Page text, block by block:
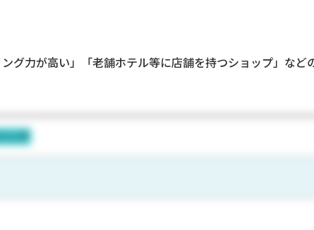
グ力が高い」「老舗ホテル等に店舗を持つショップ」など
ング